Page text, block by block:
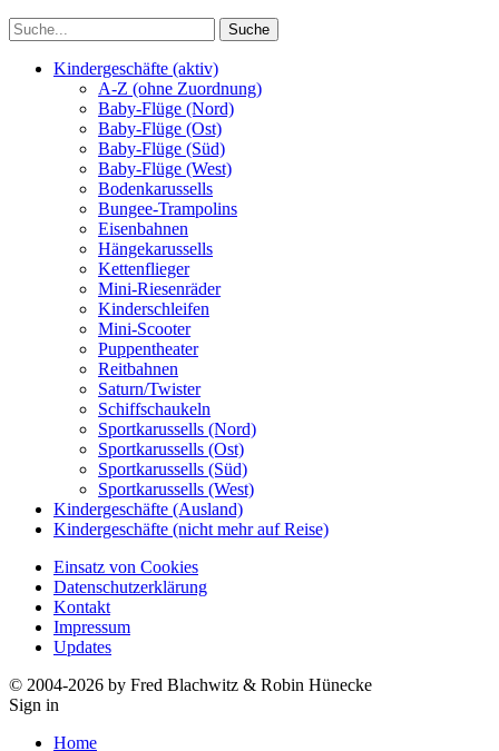
Kindergeschäfte (aktiv)
A-Z (ohne Zuordnung)
Baby-Flüge (Nord)
Baby-Flüge (Ost)
Baby-Flüge (Süd)
Baby-Flüge (West)
Bodenkarussells
Bungee-Trampolins
Eisenbahnen
Hängekarussells
Kettenflieger
Mini-Riesenräder
Kinderschleifen
Mini-Scooter
Puppentheater
Reitbahnen
Saturn/Twister
Schiffschaukeln
Sportkarussells (Nord)
Sportkarussells (Ost)
Sportkarussells (Süd)
Sportkarussells (West)
Kindergeschäfte (Ausland)
Kindergeschäfte (nicht mehr auf Reise)
Einsatz von Cookies
Datenschutzerklärung
Kontakt
Impressum
Updates
© 2004-2026 by Fred Blachwitz & Robin Hünecke
Sign in
Home